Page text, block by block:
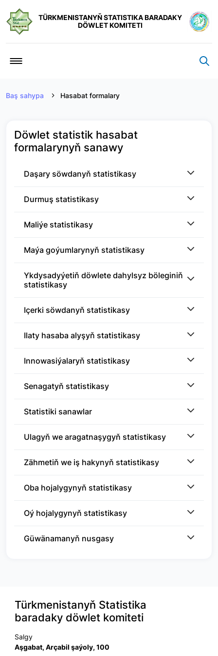
TÜRKMENISTANYŇ STATISTIKA BARADAKY
DÖWLET KOMITETI
Baş sahypa Hasabat formalary
Döwlet statistik hasabat
formalarynyň sanawy
Daşary söwdanyň statistikasy
Durmuş statistikasy
Maliýe statistikasy
Maýa goýumlarynyň statistikasy
Ykdysadyýetiň döwlete dahylsyz böleginiň
statistikasy
Içerki söwdanyň statistikasy
Ilaty hasaba alyşyň statistikasy
Innowasiýalaryň statistikasy
Senagatyň statistikasy
Statistiki sanawlar
Ulagyň we aragatnaşygyň statistikasy
Zähmetiň we iş hakynyň statistikasy
Oba hojalygynyň statistikasy
Oý hojalygynyň statistikasy
Güwänamanyň nusgasy
Türkmenistanyň Statistika
baradaky döwlet komiteti
Salgy
Aşgabat, Arçabil şaýoly, 100